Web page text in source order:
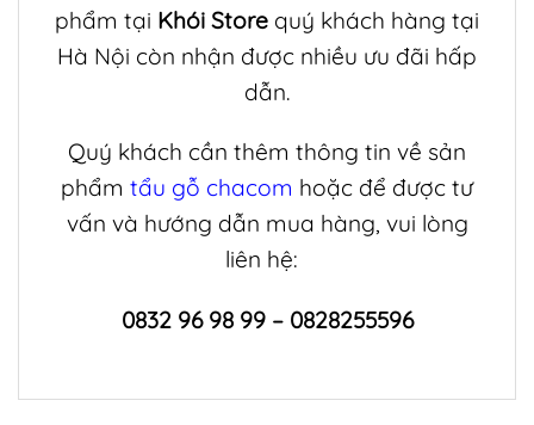
phẩm tại Khói Store quý khách hàng tại
Hà Nội còn nhận được nhiều ưu đãi hấp
dẫn.
Quý khách cần thêm thông tin về sản
phẩm tẩu gỗ chacom hoặc để được tư
vấn và hướng dẫn mua hàng, vui lòng
liên hệ:
0832 96 98 99 – 0828255596